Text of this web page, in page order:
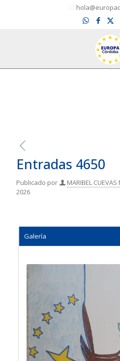
Entradas 4650
Publicado por MARIBEL CUEVAS
2026